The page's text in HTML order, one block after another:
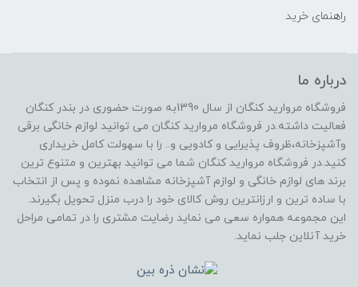
راهنمای خرید
درباره ما
فروشگاه مروارید کنگان از سال 1390به صورت حضوری در بندر کنگان
فعالیت داشته.در فروشگاه مروارید کنگان می توانید لوازم خانگی برقی
وآشپزخانه،ظروف پذیرایی و کادویی و.. را با سهولت کامل خریداری
کنید.در فروشگاه مروارید کنگان شما می توانید بهترین و متنوع ترین
برند های لوازم خانگی و لوازم آشپزخانه مشاهده نموده و پس از انتخاب
با ساده ترین و ارزانترین روش کالای خود را درب منزل تحویل بگیرند.
این مجموعه همواره سعی می نماید رضایت مشتری را در تمامی مراحل
خرید آنلاین جلب نماید.